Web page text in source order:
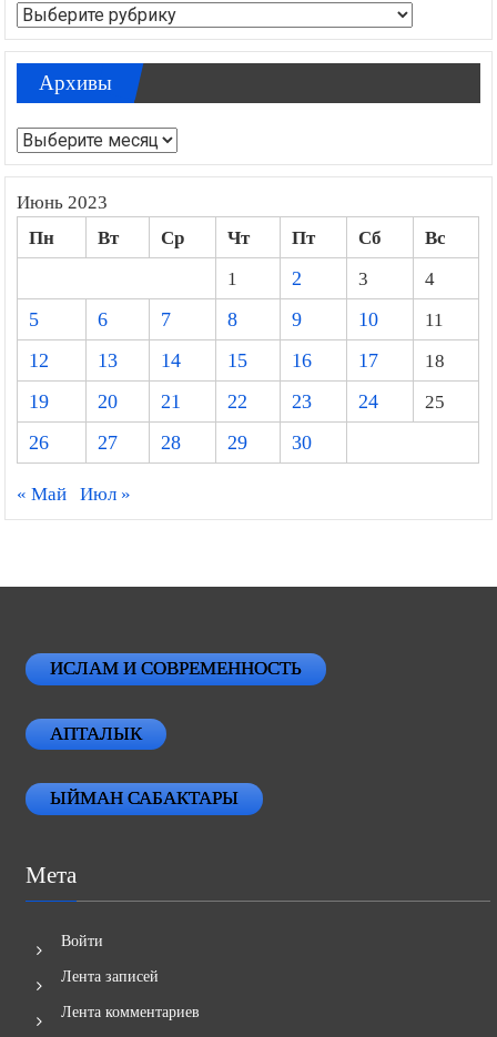
Рубрики
Архивы
Архивы
Июнь 2023
Пн Вт Ср Чт Пт Сб
Вс
1
2 3
4
5
6 7 8 9 10
11
12
13 14 15 16 17
18
19
20 21 22 23 24
25
26
27 28 29 30
« Май Июл »
ИСЛАМ И СОВРЕМЕННОСТЬ
АПТАЛЫК
ЫЙМАН САБАКТАРЫ
Мета
Войти
Лента записей
Лента комментариев